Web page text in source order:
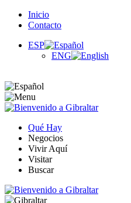
Inicio
Contacto
ESP
ENG
Qué Hay
Negocios
Vivir Aquí
Visitar
Buscar